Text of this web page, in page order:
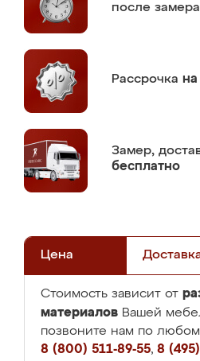
после замера
Рассрочка на
Замер,
бесплатно
Цена
Стоимость зависит от
материалов Вашей
позвоните нам по
8 (800) 511-89-55, 8